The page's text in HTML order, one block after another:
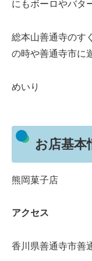
にもボーロやバタ
総本山善通寺のす
の時や善通寺市に
めいり
お店基本
熊岡菓子店
アクセス
香川県善通寺市善